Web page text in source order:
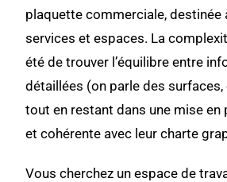
plaquette commerciale, destinée
services et espaces. La
été de trouver l’équilibre entre
détaillées (on parle des
tout en restant dans une mise en
et cohérente avec leur charte
Vous cherchez un espace de